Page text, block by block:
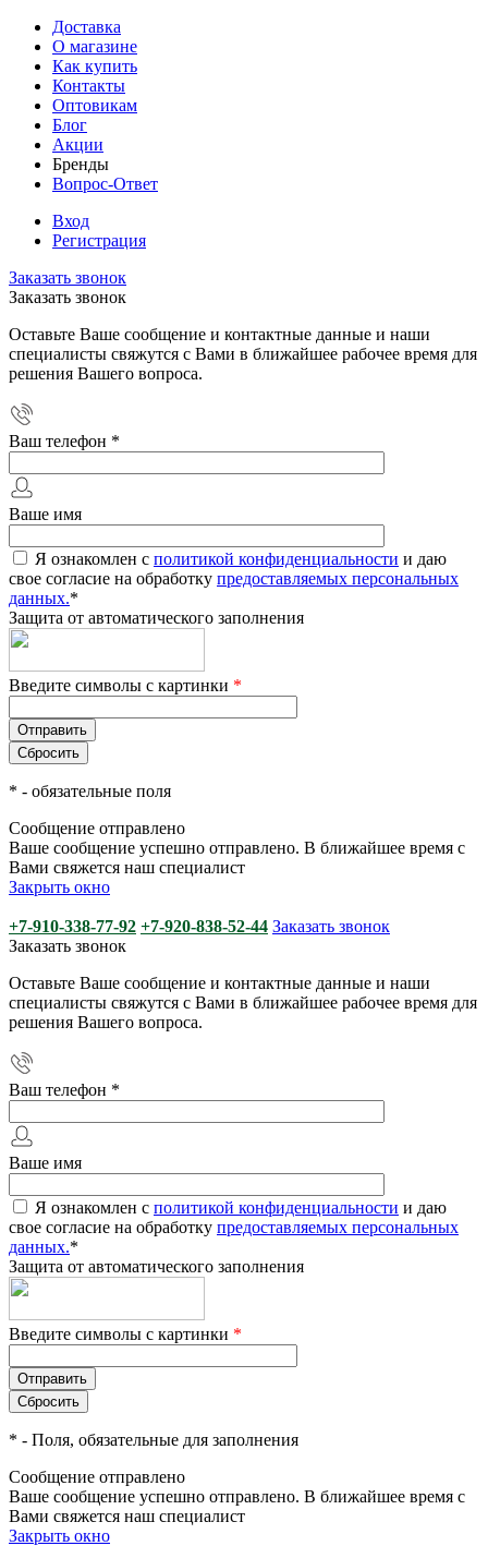
Доставка
О магазине
Как купить
Контакты
Оптовикам
Блог
Акции
Бренды
Вопрос-Ответ
Вход
Регистрация
Заказать звонок
Заказать звонок
Оставьте Ваше сообщение и контактные данные и наши
специалисты свяжутся с Вами в ближайшее рабочее время для
решения Вашего вопроса.
Ваш телефон *
Ваше имя
Я ознакомлен с политикой конфиденциальности и даю
свое согласие на обработку предоставляемых персональных
данных.*
Защита от автоматического заполнения
Введите символы с картинки *
* - обязательные поля
Сообщение отправлено
Ваше сообщение успешно отправлено. В ближайшее время с
Вами свяжется наш специалист
Закрыть окно
+7-910-338-77-92 +7-920-838-52-44 Заказать звонок
Заказать звонок
Оставьте Ваше сообщение и контактные данные и наши
специалисты свяжутся с Вами в ближайшее рабочее время для
решения Вашего вопроса.
Ваш телефон *
Ваше имя
Я ознакомлен с политикой конфиденциальности и даю
свое согласие на обработку предоставляемых персональных
данных.*
Защита от автоматического заполнения
Введите символы с картинки *
* - Поля, обязательные для заполнения
Сообщение отправлено
Ваше сообщение успешно отправлено. В ближайшее время с
Вами свяжется наш специалист
Закрыть окно